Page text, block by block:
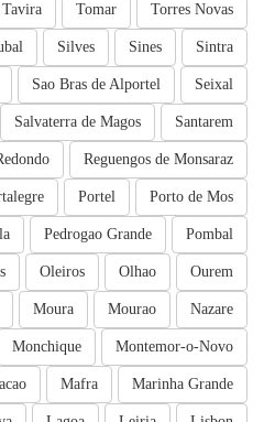
Torres Novas
Tomar
Tavira
Sintra
Sines
Silves
Seixal
Sao Bras de Alportel
Santarem
Salvaterra de Magos
Reguengos de Monsaraz
Porto de Mos
Portel
Pombal
Pedrogao Grande
Ourem
Olhao
Oleiros
Nazare
Mourao
Moura
Montemor-o-Novo
Monchique
Marinha Grande
Mafra